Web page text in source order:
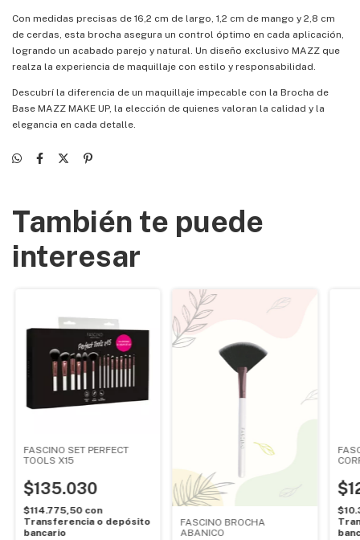
Con medidas precisas de 16,2 cm de largo, 1,2 cm de mango y 2,8 cm
de cerdas, esta brocha asegura un control óptimo en cada aplicación,
logrando un acabado parejo y natural. Un diseño exclusivo MAZZ que
realza la experiencia de maquillaje con estilo y responsabilidad.
Descubrí la diferencia de un maquillaje impecable con la Brocha de
Base MAZZ MAKE UP, la elección de quienes valoran la calidad y la
elegancia en cada detalle.
También te puede
interesar
FASCINO SET PERFECT
TOOLS X15
$135.030
$114.775,50 con
Transferencia o depósito
bancario
FASCINO BROCHA
ABANICO